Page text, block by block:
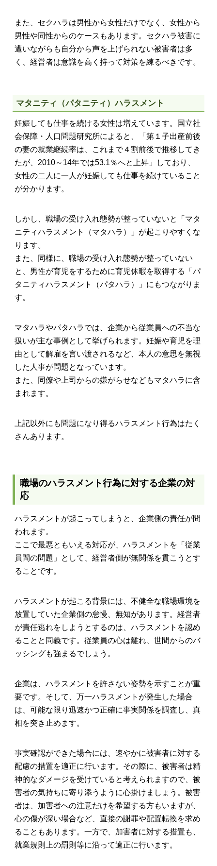
また、セクハラは男性から女性だけでなく、女性から
男性や同性からのケースもあります。セクハラ被害に
遭いながらも自分から声を上げられない被害者は多
く、経営者は意識を高く持って対策を練るべきです。
マタニティ（パタニティ）ハラスメント
妊娠しても仕事を続ける女性は増えています。国立社
会保障・人口問題研究所によると、「第１子出産前後
の妻の就業継続率は、これまで４割前後で推移してき
たが、2010～14年では53.1％へと上昇」しており、
女性の二人に一人が妊娠しても仕事を続けていること
が分かります。
しかし、職場の受け入れ態勢が整っていないと「マタ
ニティハラスメント（マタハラ）」が起こりやすくな
ります。
また、同様に、職場の受け入れ態勢が整っていない
と、男性が育児をするために育児休暇を取得する「パ
タニティハラスメント（パタハラ）」にもつながりま
す。
マタハラやパタハラでは、企業から従業員への不当な
扱いが主な事例として挙げられます。妊娠や育児を理
由として解雇を言い渡されるなど、本人の意思を無視
した人事が問題となっています。
また、同僚や上司からの嫌がらせなどもマタハラに含
まれます。
上記以外にも問題になり得るハラスメント行為はたく
さんあります。
職場のハラスメント行為に対する企業の対
応
ハラスメントが起こってしまうと、企業側の責任が問
われます。
ここで最悪ともいえる対応が、ハラスメントを「従業
員間の問題」として、経営者側が無関係を貫こうとす
ることです。
ハラスメントが起こる背景には、不健全な職場環境を
放置していた企業側の怠慢、無知があります。経営者
が責任逃れをしようとするのは、ハラスメントを認め
ることと同義です。従業員の心は離れ、世間からのバ
ッシングも強まるでしょう。
企業は、ハラスメントを許さない姿勢を示すことが重
要です。そして、万一ハラスメントが発生した場合
は、可能な限り迅速かつ正確に事実関係を調査し、真
相を突き止めます。
事実確認ができた場合には、速やかに被害者に対する
配慮の措置を適正に行います。その際に、被害者は精
神的なダメージを受けていると考えられますので、被
害者の気持ちに寄り添うように心掛けましょう。被害
者は、加害者への注意だけを希望する方もいますが、
心の傷が深い場合など、直接の謝罪や配置転換を求め
ることもあります。一方で、加害者に対する措置も、
就業規則上の罰則等に沿って適正に行います。